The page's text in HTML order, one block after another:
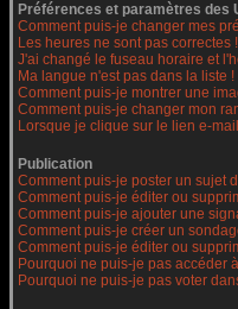
Préférences et paramètres des
Comment puis-je changer mes
Les heures ne sont pas correctes !
J'ai changé le fuseau horaire et
Ma langue n'est pas dans la liste !
Comment puis-je montrer une
Comment puis-je changer mon
Lorsque je clique sur le lien e-
Publication
Comment puis-je poster un sujet
Comment puis-je éditer ou
Comment puis-je ajouter une
Comment puis-je créer un
Comment puis-je éditer ou
Pourquoi ne puis-je pas accéder
Pourquoi ne puis-je pas voter